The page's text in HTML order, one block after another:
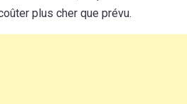
plus cher que prévu.